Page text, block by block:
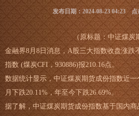
发布日期：2024-08-23 04:23 点
（原标题：中证煤炭
金融界8月8日消息，A股三大指数收盘涨跌
指数 (煤炭CFI，930886)报210.16点。
数据统计显示，中证煤炭期货成份指数近一
月下跌20.11%，年至今下跌26.69%。
据了解，中证煤炭期货成份指数基于国内